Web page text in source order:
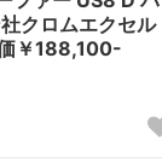
クロムエクセル
￥188,100-